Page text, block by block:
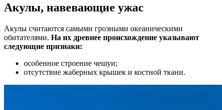
Акулы, навевающие ужас
Акулы считаются самыми грозными океаническими
обитателями. На их древнее происхождение указывают
следующие признаки:
особенное строение чешуи;
отсутствие жаберных крышек и костной ткани.